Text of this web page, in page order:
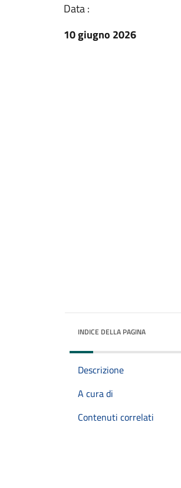
Data :
10 giugno 2026
INDICE DELLA PAGINA
Descrizione
A cura di
Contenuti correlati